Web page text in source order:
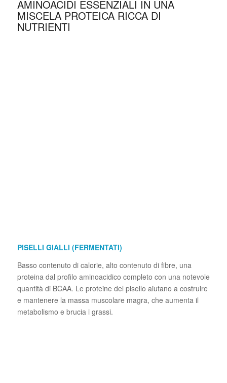
AMINOACIDI ESSENZIALI IN UNA
MISCELA PROTEICA RICCA DI
NUTRIENTI
PISELLI GIALLI (FERMENTATI)
Basso contenuto di calorie, alto contenuto di fibre, una
proteina dal profilo aminoacidico completo con una notevole
quantità di BCAA. Le proteine del pisello aiutano a costruire
e mantenere la massa muscolare magra, che aumenta il
metabolismo e brucia i grassi.